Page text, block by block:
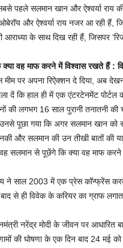
पहले सलमान खान और ऐश्वर्या राय
और ऐश्वर्या राय नजर आ रही हैं,
के साथ दिख रही हैं, जिसपर
वह माफ करने में विश्वास रखते हैं :
पर अपना रिऐक्शन दे दिया, अब
दें कि हाल ही में एक एंटरटेनमेंट
की लगभग 16 साल पुरानी तनातनी
पूछा गया कि अगर सलमान खान को
और सलमान की उन तीखी बातों की
सलमान से पूछेंगे कि क्या वह माफ करने
ने साल 2003 में एक प्रेस कॉन्फ्रेंस
से ही विवेक के करियर का ग्राफ
नरेंद्र मोदी के जीवन पर आधारित
की घोषणा के एक दिन बाद 24 मई